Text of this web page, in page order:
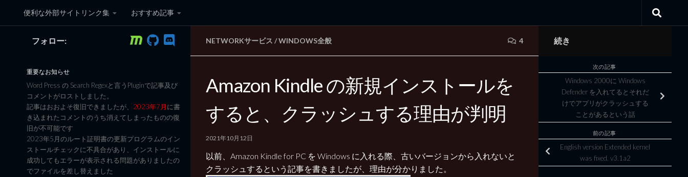
コンテンツへスキップ
便利な外部サイトリンク集 おすすめ記事
黒翼猫のコンピュータ日記 3rd Edition
NETWORKサービス /WINDOWS全般 4
Amazon Kindle の新規インストールを
すると、クラッシュする理由が判明
2021年10月12日
以前、Amazon Kindle for PC を Windows に入れる際、古いバージョンから入れないと
クラッシュするという記事を書きましたが、理由が分かりました。
フォロー:
重要なお知らせ
Word Press の Search Regexと言うPluginで記事及び
コメントがロストしました。
記事はおおよそ復旧できましたが、 2023年7月に書
き込まれたコメントのうち消えてしまったものの復
旧が不可能です
2023年5月のルート証明書の更新プログラムのイン
ストールチェックに不具合があり、インストールに
成功してもエラーが表示される問題がありましたの
でファイルを差し替えました
続き
次の記事
Windows 2000に Windows
Defender を入れてるとそれだ
けでアプリがクラッシュする
ことがあるという話
前の記事
English version Extended kernel
was fixed. v3.1a2